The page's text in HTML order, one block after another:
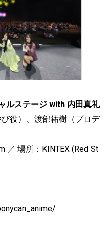
ルステージ with 内田真礼
役）、渡部祐樹（プロデ
／ 場所：KINTEX (Red St